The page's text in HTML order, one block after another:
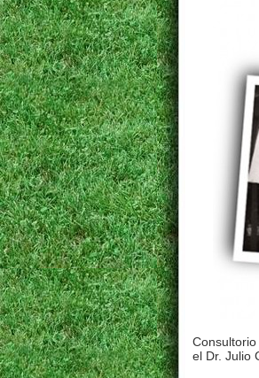
el Dr. Julio